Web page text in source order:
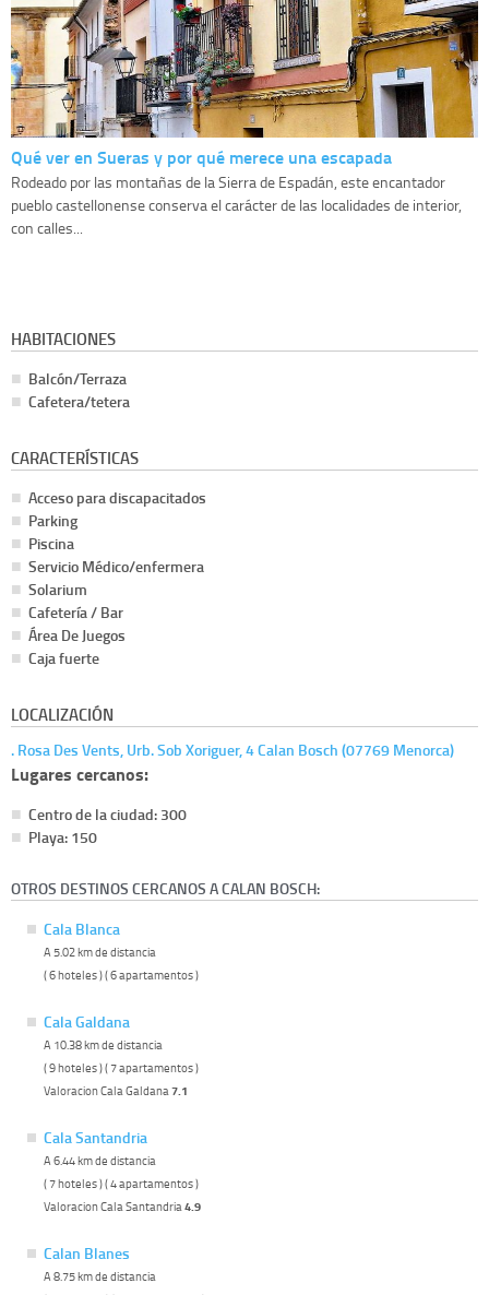
Qué ver en Sueras y por qué merece una escapada
Rodeado por las montañas de la Sierra de Espadán, este encantador
pueblo castellonense conserva el carácter de las localidades de interior,
con calles...
HABITACIONES
Balcón/Terraza
Cafetera/tetera
CARACTERÍSTICAS
Acceso para discapacitados
Parking
Piscina
Servicio Médico/enfermera
Solarium
Cafetería / Bar
Área De Juegos
Caja fuerte
LOCALIZACIÓN
. Rosa Des Vents, Urb. Sob Xoriguer, 4 Calan Bosch (07769 Menorca)
Lugares cercanos:
Centro de la ciudad: 300
Playa: 150
OTROS DESTINOS CERCANOS A CALAN BOSCH:
Cala Blanca
A 5.02 km de distancia
( 6 hoteles ) ( 6 apartamentos )
Cala Galdana
A 10.38 km de distancia
( 9 hoteles ) ( 7 apartamentos )
Valoracion Cala Galdana 7.1
Cala Santandria
A 6.44 km de distancia
( 7 hoteles ) ( 4 apartamentos )
Valoracion Cala Santandria 4.9
Calan Blanes
A 8.75 km de distancia